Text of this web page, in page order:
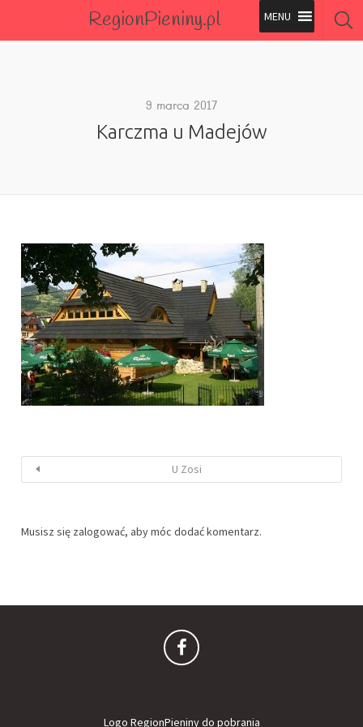
RegionPieniny.pl
Wszystkie Obiekty
9 marca 2017
Karczma u Madejów
U Zosi
Musisz się zalogować, aby móc dodać komentarz.
Logo RegionPieniny do pobrania